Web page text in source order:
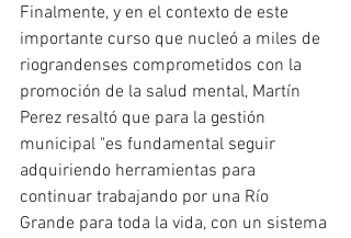
Finalmente, y en el contexto de este
importante curso que nucleó a miles de
riograndenses comprometidos con la
promoción de la salud mental, Martín
Perez resaltó que para la gestión
municipal "es fundamental seguir
adquiriendo herramientas para
continuar trabajando por una Río
Grande para toda la vida, con un sistema